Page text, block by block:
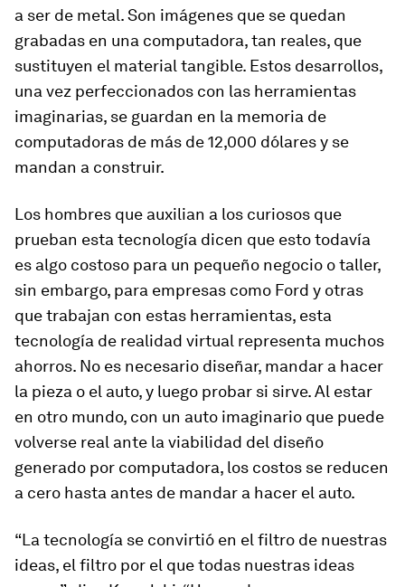
a ser de metal. Son imágenes que se quedan
grabadas en una computadora, tan reales, que
sustituyen el material tangible. Estos desarrollos,
una vez perfeccionados con las herramientas
imaginarias, se guardan en la memoria de
computadoras de más de 12,000 dólares y se
mandan a construir.
Los hombres que auxilian a los curiosos que
prueban esta tecnología dicen que esto todavía
es algo costoso para un pequeño negocio o taller,
sin embargo, para empresas como Ford y otras
que trabajan con estas herramientas, esta
tecnología de realidad virtual representa muchos
ahorros. No es necesario diseñar, mandar a hacer
la pieza o el auto, y luego probar si sirve. Al estar
en otro mundo, con un auto imaginario que puede
volverse real ante la viabilidad del diseño
generado por computadora, los costos se reducen
a cero hasta antes de mandar a hacer el auto.
“La tecnología se convirtió en el filtro de nuestras
ideas, el filtro por el que todas nuestras ideas